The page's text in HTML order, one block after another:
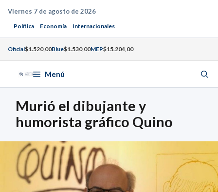
Saltar
contenido
Viernes 7 de agosto de 2026
Política Economía Internacionales
Oficial$1.520,00Blue$1.530,00MEP$15.204,00
Menú
Murió el dibujante y
humorista gráfico Quino